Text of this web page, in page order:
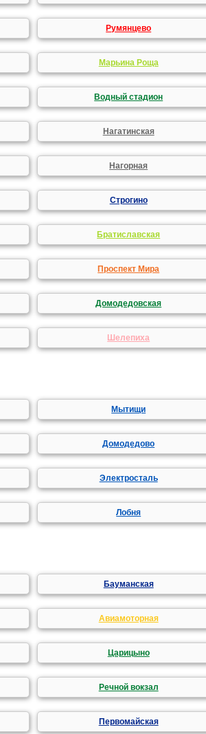
Румянцево
Марьина Роща
Водный стадион
Нагатинская
Нагорная
Строгино
Братиславская
Проспект Мира
Домодедовская
Шелепиха
Мытищи
Домодедово
Электросталь
Лобня
Бауманская
Авиамоторная
Царицыно
Речной вокзал
Первомайская